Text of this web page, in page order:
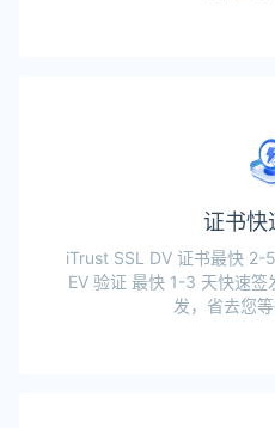
证书快
iTrust SSL DV 证书最快 2-
EV 验证 最快 1-3 天快速
发，省去您等